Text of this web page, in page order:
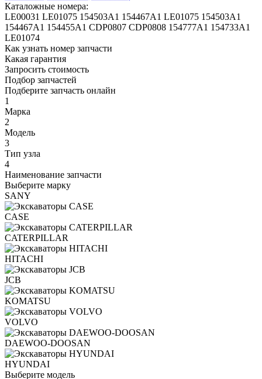
Каталожные номера:
LE00031 LE01075 154503A1 154467A1 LE01075 154503A1
154467A1 154455A1 CDP0807 CDP0808 154777A1 154733A1
LE01074
Как узнать номер запчасти
Какая гарантия
Запросить стоимость
Подбор запчастей
Подберите запчасть онлайн
1
Марка
2
Модель
3
Тип узла
4
Наименование запчасти
Выберите марку
SANY
CASE
CATERPILLAR
HITACHI
JCB
KOMATSU
VOLVO
DAEWOO-DOOSAN
HYUNDAI
Выберите модель